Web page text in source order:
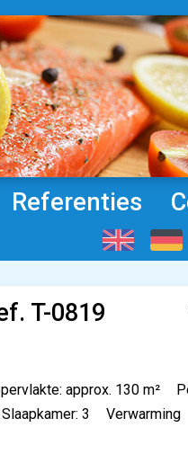
Referenties
T-0819
approx. 130 m²
Slaapkamer: 3 Verwarming